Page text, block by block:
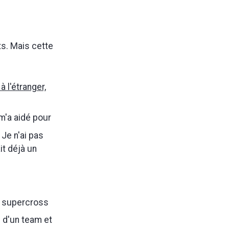
Mais cette
l'étranger,
aidé pour
n'ai pas
déjà un
supercross
d'un team et